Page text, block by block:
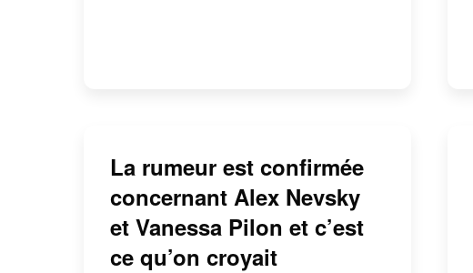
La rumeur est confirmée
concernant Alex Nevsky
et Vanessa Pilon et c’est
ce qu’on croyait